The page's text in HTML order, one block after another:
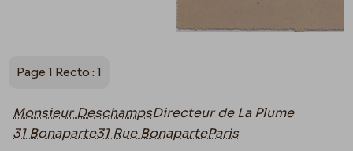
Page 1 Recto : 1
Monsieur DeschampsDirecteur de La Plume
31 Bonaparte31 Rue BonaparteParis